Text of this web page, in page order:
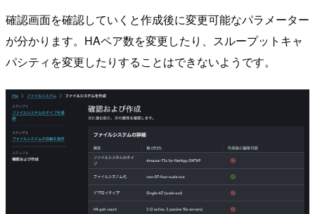
確認画面を確認していくと作成後に変更可能なパラメーター
が分かります。HAペア数を変更したり、スループットキャ
パシティを変更したりすることはできないようです。